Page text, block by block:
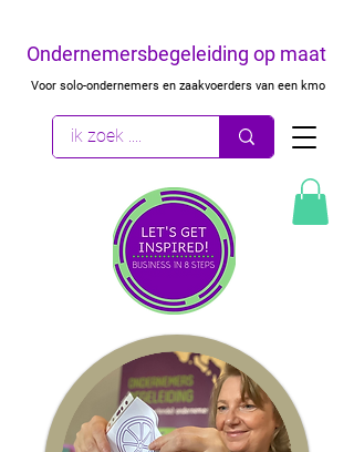
Ondernemersbegeleiding op maat
Voor solo-ondernemers en zaakvoerders van een kmo